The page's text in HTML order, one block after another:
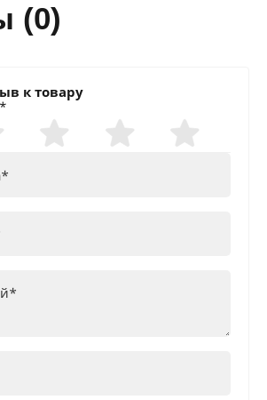
(0)
к товару